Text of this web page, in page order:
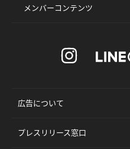
メンバーコンテンツ
広告について
プレスリリース窓口